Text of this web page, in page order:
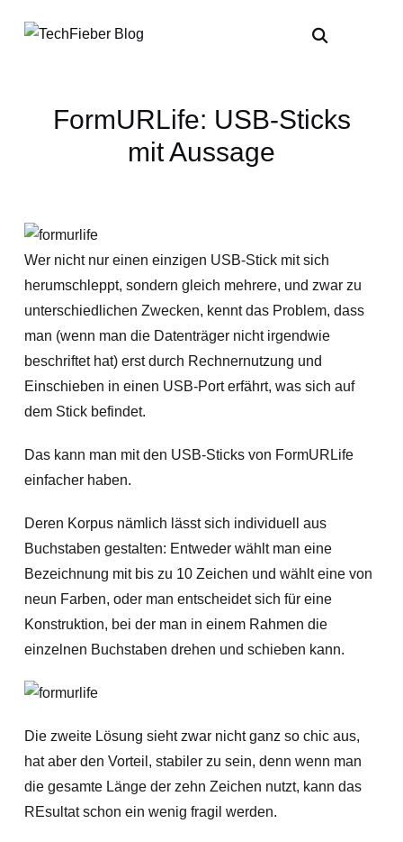
FormURLife: USB-Sticks
mit Aussage
Wer nicht nur einen einzigen USB-Stick mit sich
herumschleppt, sondern gleich mehrere, und zwar zu
unterschiedlichen Zwecken, kennt das Problem, dass
man (wenn man die Datenträger nicht irgendwie
beschriftet hat) erst durch Rechnernutzung und
Einschieben in einen USB-Port erfährt, was sich auf
dem Stick befindet.
Das kann man mit den USB-Sticks von FormURLife
einfacher haben.
Deren Korpus nämlich lässt sich individuell aus
Buchstaben gestalten: Entweder wählt man eine
Bezeichnung mit bis zu 10 Zeichen und wählt eine von
neun Farben, oder man entscheidet sich für eine
Konstruktion, bei der man in einem Rahmen die
einzelnen Buchstaben drehen und schieben kann.
Die zweite Lösung sieht zwar nicht ganz so chic aus,
hat aber den Vorteil, stabiler zu sein, denn wenn man
die gesamte Länge der zehn Zeichen nutzt, kann das
REsultat schon ein wenig fragil werden.